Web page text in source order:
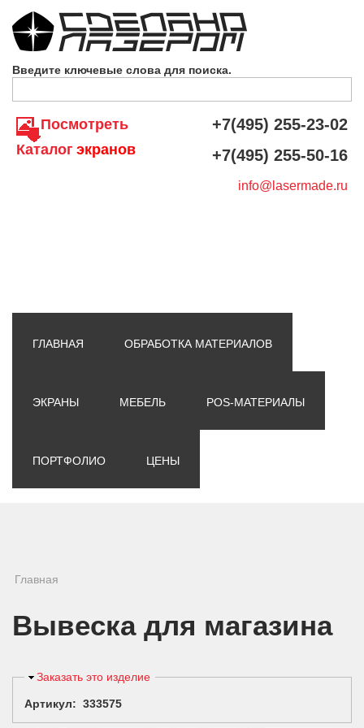
Введите ключевые слова для поиска.
Посмотреть
Каталог экранов
+7(495) 255-23-02
+7(495) 255-50-16
info@lasermade.ru
ГЛАВНАЯ ОБРАБОТКА МАТЕРИАЛОВ
ЭКРАНЫ МЕБЕЛЬ POS-МАТЕРИАЛЫ
ПОРТФОЛИО ЦЕНЫ
Вы здесь
Главная
Вывеска для магазина
Скрыть
Заказать это изделие
Артикул: 333575